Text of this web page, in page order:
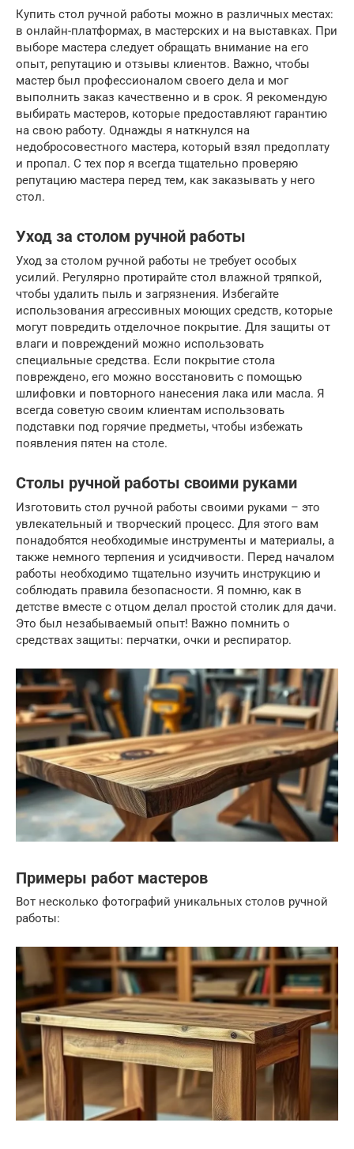
Купить стол ручной работы можно в различных местах:
в онлайн-платформах, в мастерских и на выставках. При
выборе мастера следует обращать внимание на его
опыт, репутацию и отзывы клиентов. Важно, чтобы
мастер был профессионалом своего дела и мог
выполнить заказ качественно и в срок. Я рекомендую
выбирать мастеров, которые предоставляют гарантию
на свою работу. Однажды я наткнулся на
недобросовестного мастера, который взял предоплату
и пропал. С тех пор я всегда тщательно проверяю
репутацию мастера перед тем, как заказывать у него
стол.
Уход за столом ручной работы
Уход за столом ручной работы не требует особых
усилий. Регулярно протирайте стол влажной тряпкой,
чтобы удалить пыль и загрязнения. Избегайте
использования агрессивных моющих средств, которые
могут повредить отделочное покрытие. Для защиты от
влаги и повреждений можно использовать
специальные средства. Если покрытие стола
повреждено, его можно восстановить с помощью
шлифовки и повторного нанесения лака или масла. Я
всегда советую своим клиентам использовать
подставки под горячие предметы, чтобы избежать
появления пятен на столе.
Столы ручной работы своими руками
Изготовить стол ручной работы своими руками – это
увлекательный и творческий процесс. Для этого вам
понадобятся необходимые инструменты и материалы, а
также немного терпения и усидчивости. Перед началом
работы необходимо тщательно изучить инструкцию и
соблюдать правила безопасности. Я помню, как в
детстве вместе с отцом делал простой столик для дачи.
Это был незабываемый опыт! Важно помнить о
средствах защиты: перчатки, очки и респиратор.
Примеры работ мастеров
Вот несколько фотографий уникальных столов ручной
работы: